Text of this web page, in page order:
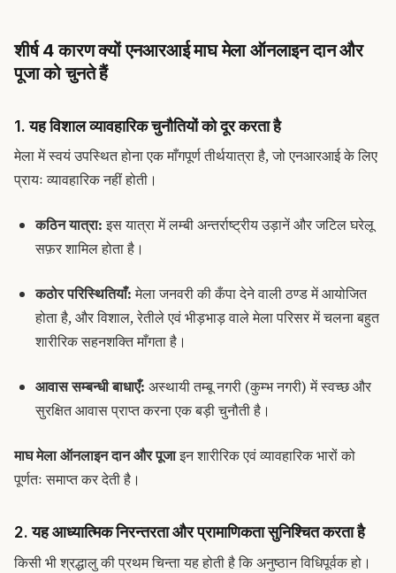
शीर्ष 4 कारण क्यों एनआरआई माघ मेला ऑनलाइन दान और
पूजा को चुनते हैं
1. यह विशाल व्यावहारिक चुनौतियों को दूर करता है
मेला में स्वयं उपस्थित होना एक माँगपूर्ण तीर्थयात्रा है, जो एनआरआई के लिए
प्रायः व्यावहारिक नहीं होती।
कठिन यात्रा:इस यात्रा में लम्बी अन्तर्राष्ट्रीय उड़ानें और जटिल घरेलू
सफ़र शामिल होता है।
कठोर परिस्थितियाँ:मेला जनवरी की कँपा देने वाली ठण्ड में आयोजित
होता है, और विशाल, रेतीले एवं भीड़भाड़ वाले मेला परिसर में चलना बहुत
शारीरिक सहनशक्ति माँगता है।
आवास सम्बन्धी बाधाएँ: अस्थायी तम्बू नगरी (कुम्भ नगरी) में स्वच्छ और
सुरक्षित आवास प्राप्त करना एक बड़ी चुनौती है।
माघ मेला ऑनलाइन दान और पूजाइन शारीरिक एवं व्यावहारिक भारों को
पूर्णतः समाप्त कर देती है।
2. यह आध्यात्मिक निरन्तरता और प्रामाणिकता सुनिश्चित करता है
किसी भीश्रद्धालु की प्रथम चिन्ता यह होती है कि अनुष्ठान विधिपूर्वक हो ।